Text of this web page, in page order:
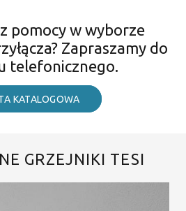
pomocy w wyborze
Zapraszamy do
telefonicznego.
KATALOGOWA
GRZEJNIKI TESI